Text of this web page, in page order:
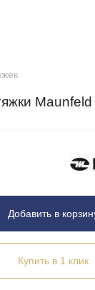
Добавить в
Купить в 1 клик